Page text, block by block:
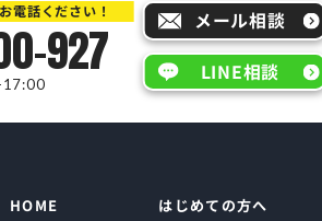
メール相談
LINE相談
電話ください！
927
HOME
はじめての方へ